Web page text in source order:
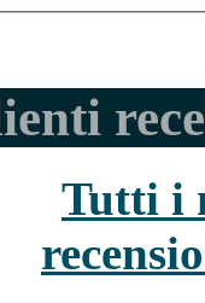
Tutti i